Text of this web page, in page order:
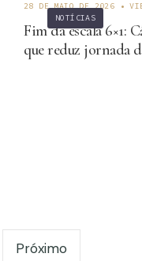
NOTÍCIAS
28 DE MAIO DE 2026 •
Fim da escala 6×1:
que reduz jornada
Próximo